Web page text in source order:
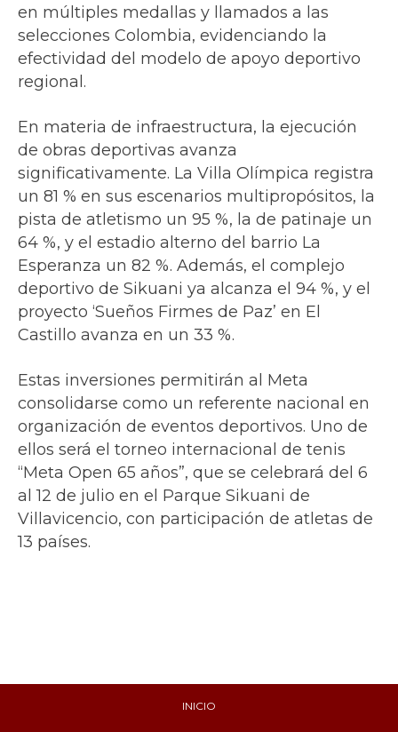
en múltiples medallas y llamados a las
selecciones Colombia, evidenciando la
efectividad del modelo de apoyo deportivo
regional.
En materia de infraestructura, la ejecución
de obras deportivas avanza
significativamente. La Villa Olímpica registra
un 81 % en sus escenarios multipropósitos, la
pista de atletismo un 95 %, la de patinaje un
64 %, y el estadio alterno del barrio La
Esperanza un 82 %. Además, el complejo
deportivo de Sikuani ya alcanza el 94 %, y el
proyecto ‘Sueños Firmes de Paz’ en El
Castillo avanza en un 33 %.
Estas inversiones permitirán al Meta
consolidarse como un referente nacional en
organización de eventos deportivos. Uno de
ellos será el torneo internacional de tenis
“Meta Open 65 años”, que se celebrará del 6
al 12 de julio en el Parque Sikuani de
Villavicencio, con participación de atletas de
13 países.
INICIO